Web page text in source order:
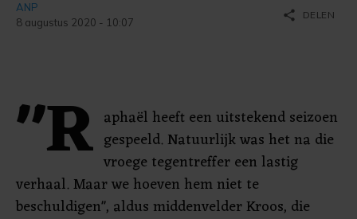
ANP
8 augustus 2020 - 10:07
share DELEN
"R aphaël heeft een uitstekend seizoen
gespeeld. Natuurlijk was het na die
vroege tegentreffer een lastig
verhaal. Maar we hoeven hem niet te
beschuldigen", aldus middenvelder Kroos, die